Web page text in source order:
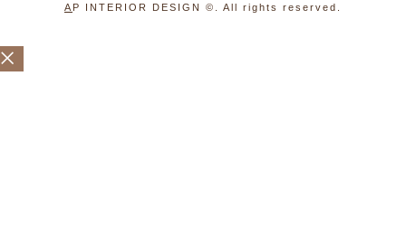
A P INTERIOR DESIGN ©. All rights reserved.